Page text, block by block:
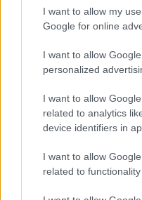
I want to allow my
Google for online
I want to allow
personalized
I want to allow
related to analytics
device identifiers in
I want to allow
related to
„Zobacz
dyskusji.
Zobacz komentarze
NASTĘPNY ARTYKUŁ
w